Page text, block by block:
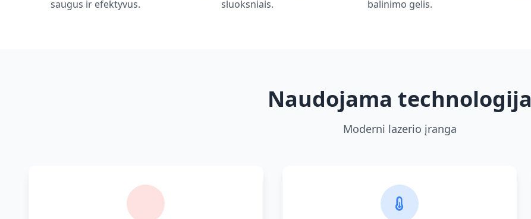
saugus ir efektyvus.
sluoksniais.
balinimo gelis.
Naudojama technologija
Moderni lazerio įranga